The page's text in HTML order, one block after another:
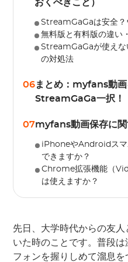
おくべきこと）
StreamGaGaは安全？
無料版と有料版の違い
StreamGaGaが使えな
の対処法
06まとめ：myfans動画
StreamGaGa一択！
07myfans動画保存に
iPhoneやAndroidス
できますか？
Chrome拡張機能（
は使えますか？
先日、大学時代からの友
いた時のことです。普段
フォンを握りしめて溜息を